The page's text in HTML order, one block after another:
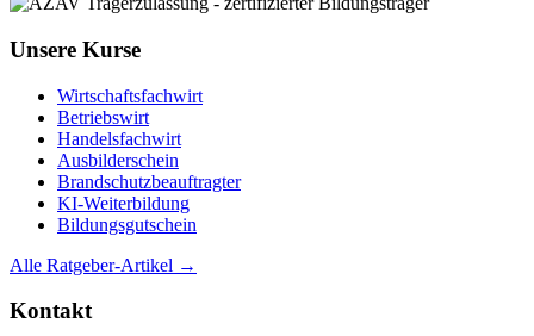
Unsere Kurse
Wirtschaftsfachwirt
Betriebswirt
Handelsfachwirt
Ausbilderschein
Brandschutzbeauftragter
KI-Weiterbildung
Bildungsgutschein
Alle Ratgeber-Artikel →
Kontakt